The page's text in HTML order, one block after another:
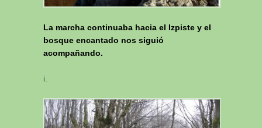
La marcha continuaba hacia el Izpiste y el
bosque encantado nos siguió
acompañando.
i.